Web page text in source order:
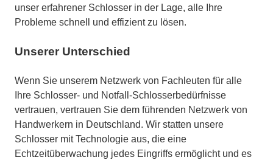
unser erfahrener Schlosser in der Lage, alle Ihre
Probleme schnell und effizient zu lösen.
Unserer Unterschied
Wenn Sie unserem Netzwerk von Fachleuten für alle
Ihre Schlosser- und Notfall-Schlosserbedürfnisse
vertrauen, vertrauen Sie dem führenden Netzwerk von
Handwerkern in Deutschland. Wir statten unsere
Schlosser mit Technologie aus, die eine
Echtzeitüberwachung jedes Eingriffs ermöglicht und es